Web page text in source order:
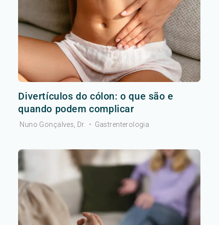
Divertículos do cólon: o que são e
quando podem complicar
Nuno Gonçalves, Dr. • Gastrenterologia